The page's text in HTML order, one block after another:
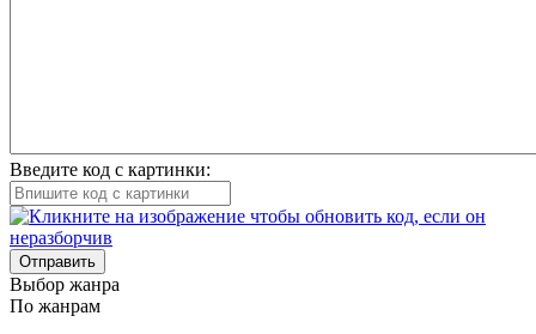
Введите код с картинки:
Отправить
Вы­бор жан­ра
По жан­рам